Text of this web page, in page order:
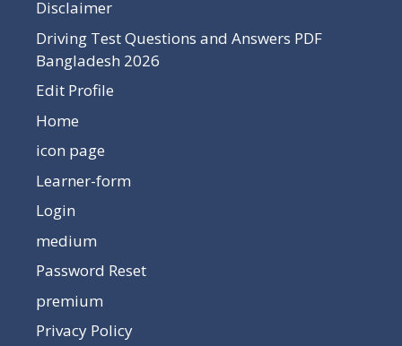
Disclaimer
Driving Test Questions and Answers PDF
Bangladesh 2026
Edit Profile
Home
icon page
Learner-form
Login
medium
Password Reset
premium
Privacy Policy